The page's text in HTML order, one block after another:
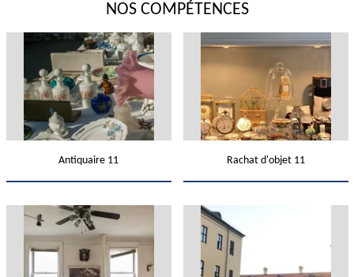
NOS COMPÉTENCES
Antiquaire 11 Rachat d'objet 11